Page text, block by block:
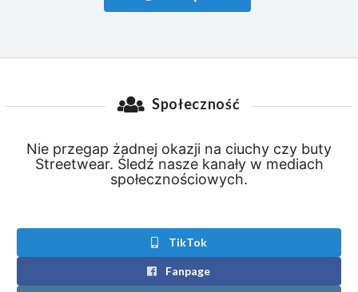
Społeczność
Nie przegap żadnej okazji na ciuchy czy buty
Streetwear. Śledź nasze kanały w mediach
społecznościowych.
TikTok
Fanpage